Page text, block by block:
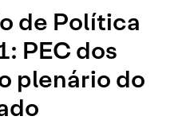
de Política
PEC dos
plenário do